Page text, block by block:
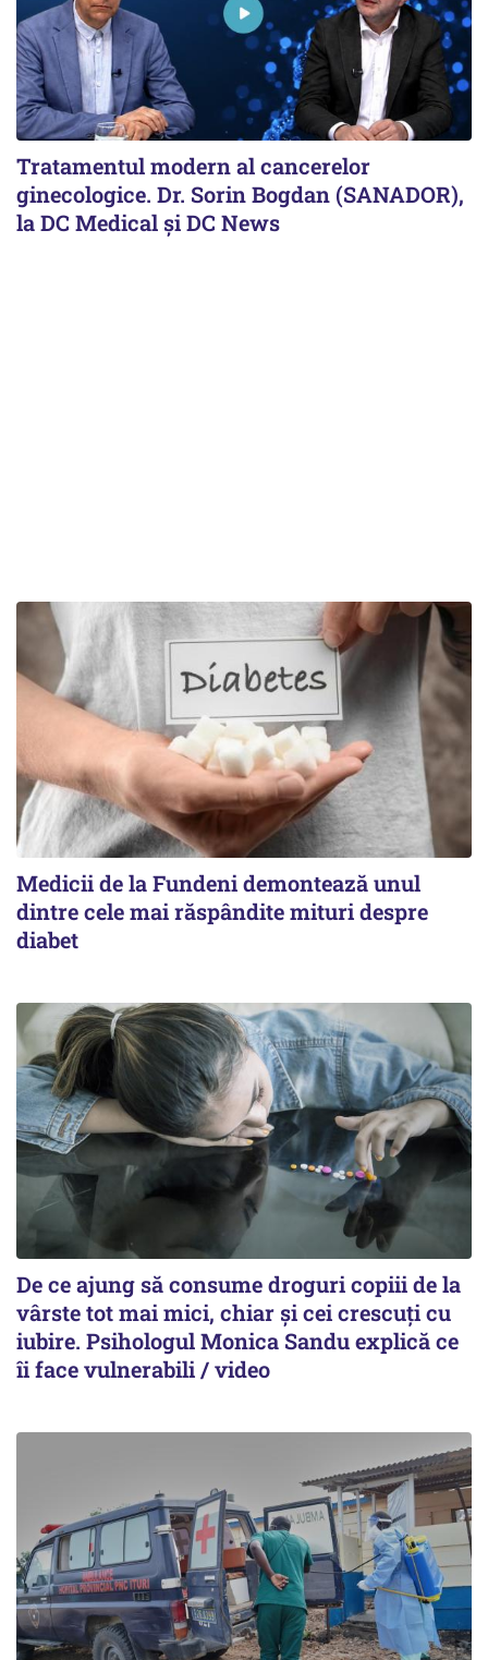
Tratamentul modern al cancerelor
ginecologice. Dr. Sorin Bogdan (SANADOR),
la DC Medical și DC News
Medicii de la Fundeni demontează unul
dintre cele mai răspândite mituri despre
diabet
De ce ajung să consume droguri copiii de la
vârste tot mai mici, chiar și cei crescuți cu
iubire. Psihologul Monica Sandu explică ce
îi face vulnerabili / video